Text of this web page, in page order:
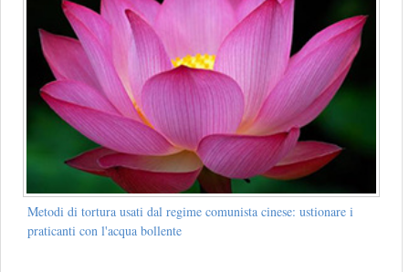
Metodi di tortura usati dal regime comunista cinese: ustionare i
praticanti con l'acqua bollente